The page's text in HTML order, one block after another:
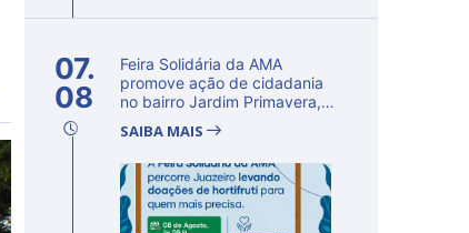
07.
08
Feira Solidária da AMA
promove ação de cidadania
no bairro Jardim Primavera,
SAIBA MAIS